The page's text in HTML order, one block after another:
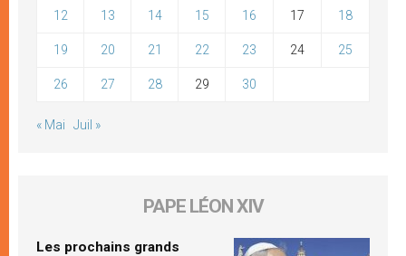
12 13 14 15 16 17 18
19 20 21 22 23 24 25
26 27 28 29 30
« Mai Juil »
PAPE LÉON XIV
Les prochains grands